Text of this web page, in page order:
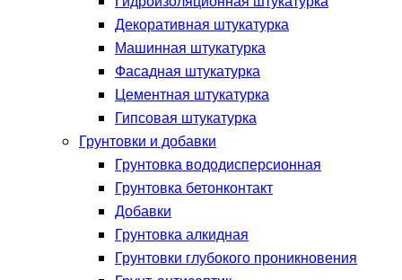
Декоративная штукатурка
Машинная штукатурка
Фасадная штукатурка
Цементная штукатурка
Гипсовая штукатурка
Грунтовки и добавки
Грунтовка вододисперсионная
Грунтовка бетонконтакт
Добавки
Грунтовка алкидная
Грунтовки глубокого проникновения